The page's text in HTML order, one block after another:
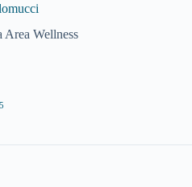
Area Wellness